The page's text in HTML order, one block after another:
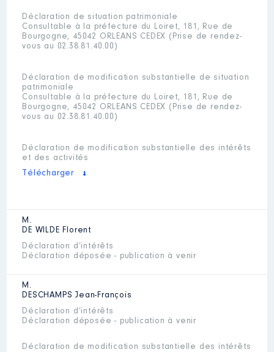
Déclaration de situation patrimoniale
Consultable à la préfecture du Loiret, 181, Rue de
Bourgogne, 45042 ORLEANS CEDEX (Prise de rendez-
vous au 02.38.81.40.00)
Déclaration de modification substantielle de situation
patrimoniale
Consultable à la préfecture du Loiret, 181, Rue de
Bourgogne, 45042 ORLEANS CEDEX (Prise de rendez-
vous au 02.38.81.40.00)
Déclaration de modification substantielle des intérêts
et des activités
Télécharger
M.
DE WILDE Florent
Déclaration d’intérêts
Déclaration déposée - publication à venir
M.
DESCHAMPS Jean-François
Déclaration d’intérêts
Déclaration déposée - publication à venir
Déclaration de modification substantielle des intérêts